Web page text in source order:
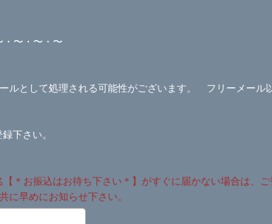
・〜・〜・〜
ルとして処理される可能性がございます。 フリーメール
下さい。
＊お振込はお待ち下さい＊】がすぐに届かない場合は、
に早めにお知らせ下さい。